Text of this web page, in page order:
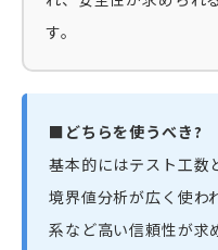
す。
■どちらを使うべき?
基本的にはテスト工数
境界値分析が広く使わ
系など高い信頼性が求